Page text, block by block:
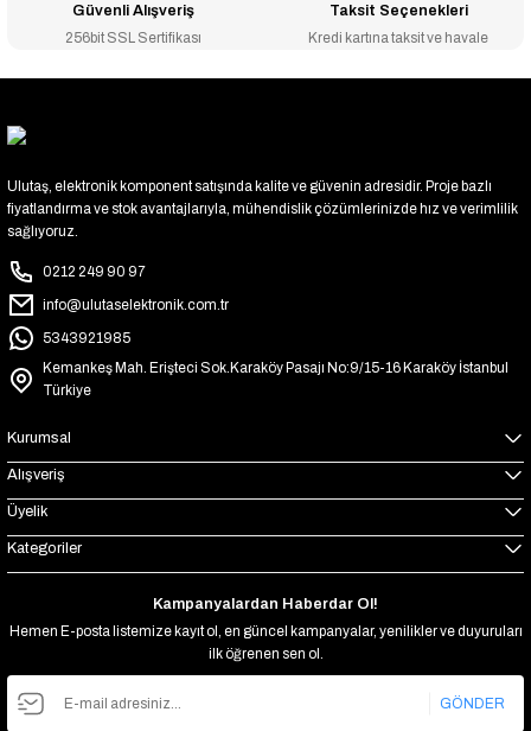
Güvenli Alışveriş
256bit SSL Sertifikası
Taksit Seçenekleri
Kredi kartına taksit ve havale
Ulutaş, elektronik komponent satışında kalite ve güvenin adresidir. Proje bazlı
fiyatlandırma ve stok avantajlarıyla, mühendislik çözümlerinizde hız ve verimlilik
sağlıyoruz.
0212 249 90 97
info@ulutaselektronik.com.tr
5343921985
Kemankeş Mah. Erişteci Sok.Karaköy Pasajı No:9/15-16 Karaköy İstanbul
Türkiye
Kurumsal
Alışveriş
Üyelik
Kategoriler
Kampanyalardan Haberdar Ol!
Hemen E-posta listemize kayıt ol, en güncel kampanyalar, yenilikler ve duyuruları
ilk öğrenen sen ol.
GÖNDER